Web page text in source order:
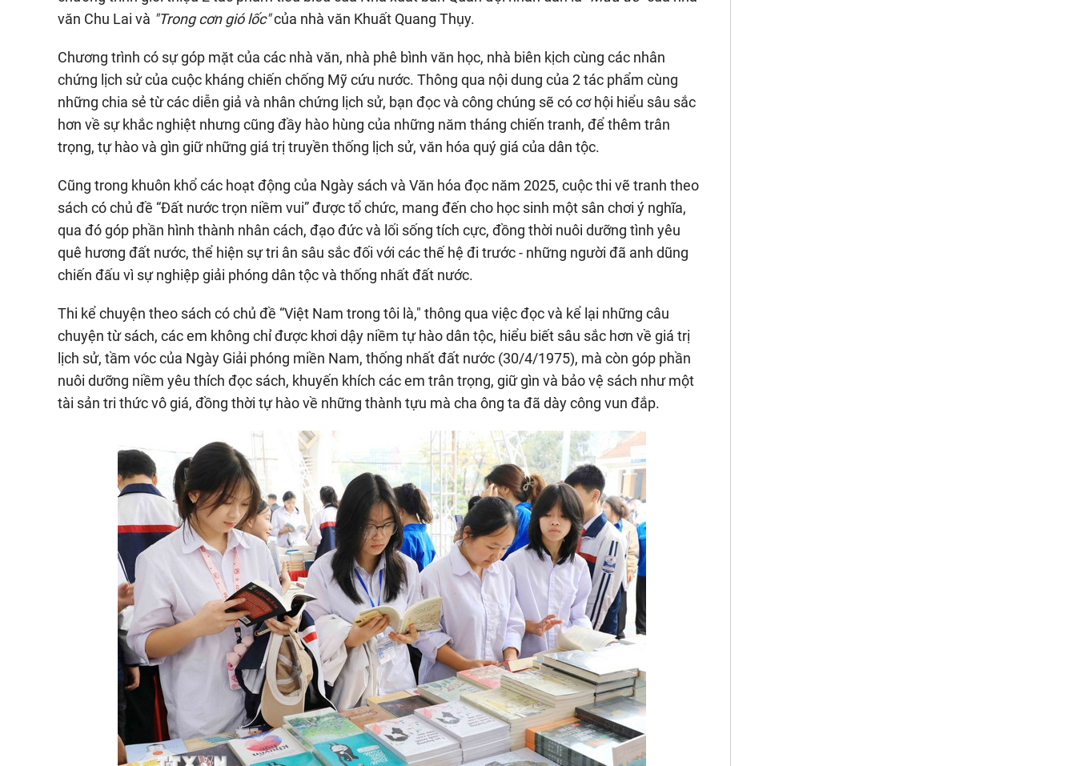
văn Chu Lai và "Trong cơn gió lốc"của nhà văn Khuất Quang Thụy.
Chương trình có sự góp mặt của các nhà văn, nhà phê bình văn học, nhà biên kịch cùng các nhân
chứng lịch sử của cuộc kháng chiến chống Mỹ cứu nước. Thông qua nội dung của 2 tác phẩm cùng
những chia sẻ từ các diễn giả và nhân chứng lịch sử, bạn đọc và công chúng sẽ có cơ hội hiểu sâu sắc
hơn về sự khắc nghiệt nhưng cũng đầy hào hùng của những năm tháng chiến tranh, để thêm trân
trọng, tự hào và gìn giữ những giá trị truyền thống lịch sử, văn hóa quý giá của dân tộc.
Cũng trong khuôn khổ các hoạt động của Ngày sách và Văn hóa đọc năm 2025, cuộc thi vẽ tranh theo
sách có chủ đề “Đất nước trọn niềm vui” được tổ chức, mang đến cho học sinh một sân chơi ý nghĩa,
qua đó góp phần hình thành nhân cách, đạo đức và lối sống tích cực, đồng thời nuôi dưỡng tình yêu
quê hương đất nước, thể hiện sự tri ân sâu sắc đối với các thế hệ đi trước - những người đã anh dũng
chiến đấu vì sự nghiệp giải phóng dân tộc và thống nhất đất nước.
Thi kể chuyện theo sách có chủ đề “Việt Nam trong tôi là," thông qua việc đọc và kể lại những câu
chuyện từ sách, các em không chỉ được khơi dậy niềm tự hào dân tộc, hiểu biết sâu sắc hơn về giá trị
lịch sử, tầm vóc của Ngày Giải phóng miền Nam, thống nhất đất nước (30/4/1975), mà còn góp phần
nuôi dưỡng niềm yêu thích đọc sách, khuyến khích các em trân trọng, giữ gìn và bảo vệ sách như một
tài sản tri thức vô giá, đồng thời tự hào về những thành tựu mà cha ông ta đã dày công vun đắp.